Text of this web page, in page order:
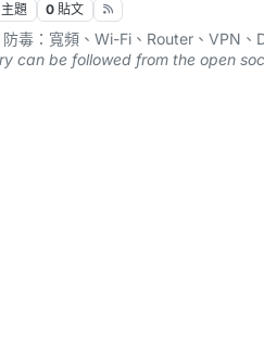
主題 0 貼文
毒：寬頻、Wi-Fi、Router、VPN
can be followed from the open